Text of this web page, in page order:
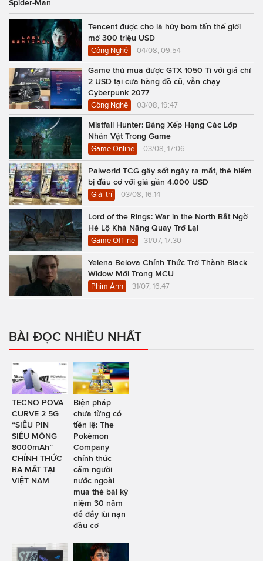
Spider-Man
Tencent được cho là hủy bom tấn thế giới
mở 300 triệu USD
Công Nghệ 04/08, 09:54
Game thủ mua được GTX 1050 Ti với giá chỉ
2 USD tại cửa hàng đồ cũ, vẫn chạy
Cyberpunk 2077
Công Nghệ 03/08, 19:47
Mistfall Hunter: Bảng Xếp Hạng Các Lớp
Nhân Vật Trong Game
Game Online 03/08, 17:06
Palworld TCG gây sốt ngày ra mắt, thẻ hiếm
bị đầu cơ với giá gần 4.000 USD
Giải trí 03/08, 16:14
Lord of the Rings: War in the North Bất Ngờ
Hé Lộ Khả Năng Quay Trở Lại
Game Offline 31/07, 17:30
Yelena Belova Chính Thức Trở Thành Black
Widow Mới Trong MCU
Phim Ảnh 31/07, 16:47
BÀI ĐỌC NHIỀU NHẤT
TECNO POVA
CURVE 2 5G
“SIÊU PIN
SIÊU MỎNG
8000mAh”
CHÍNH THỨC
RA MẮT TẠI
VIỆT NAM
Biện pháp
chưa từng có
tiền lệ: The
Pokémon
Company
chính thức
cấm người
nước ngoài
mua thẻ bài kỷ
niệm 30 năm
để đẩy lùi nạn
đầu cơ